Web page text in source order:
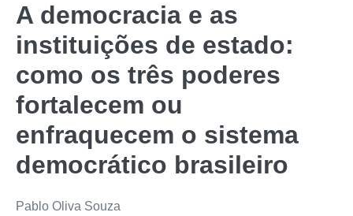
A democracia e as
instituições de estado:
como os três poderes
fortalecem ou
enfraquecem o sistema
democrático brasileiro
Pablo Oliva Souza